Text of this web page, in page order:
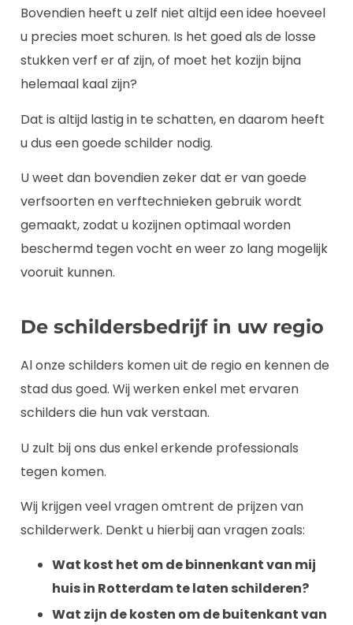
Bovendien heeft u zelf niet altijd een idee hoeveel
u precies moet schuren. Is het goed als de losse
stukken verf er af zijn, of moet het kozijn bijna
helemaal kaal zijn?
Dat is altijd lastig in te schatten, en daarom heeft
u dus een goede schilder nodig.
U weet dan bovendien zeker dat er van goede
verfsoorten en verftechnieken gebruik wordt
gemaakt, zodat u kozijnen optimaal worden
beschermd tegen vocht en weer zo lang mogelijk
vooruit kunnen.
De schildersbedrijf in uw regio
Al onze schilders komen uit de regio en kennen de
stad dus goed. Wij werken enkel met ervaren
schilders die hun vak verstaan.
U zult bij ons dus enkel erkende professionals
tegen komen.
Wij krijgen veel vragen omtrent de prijzen van
schilderwerk. Denkt u hierbij aan vragen zoals:
Wat kost het om de binnenkant van mij
huis in Rotterdam te laten schilderen?
Wat zijn de kosten om de buitenkant van